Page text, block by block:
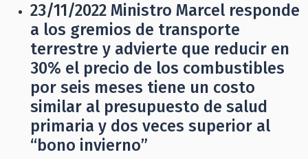
23/11/2022 Ministro Marcel responde
a los gremios de transporte
terrestre y advierte que reducir en
30% el precio de los combustibles
por seis meses tiene un costo
similar al presupuesto de salud
primaria y dos veces superior al
“bono invierno”